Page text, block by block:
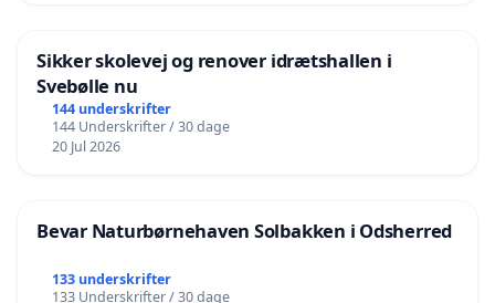
Sikker skolevej og renover idrætshallen i
Svebølle nu
144 underskrifter
144 Underskrifter / 30 dage
20 Jul 2026
Bevar Naturbørnehaven Solbakken i Odsherred
133 underskrifter
133 Underskrifter / 30 dage